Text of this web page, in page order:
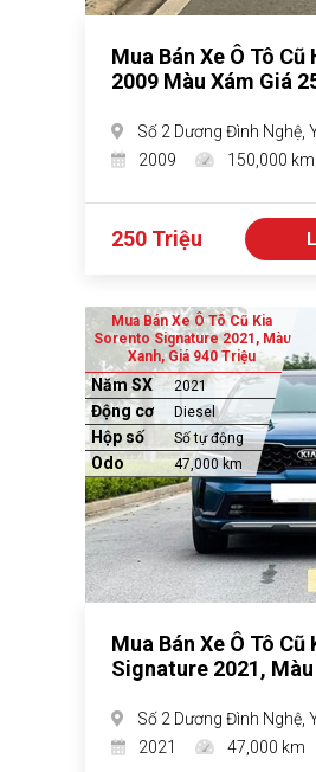
Mua Bán Xe Ô Tô Cũ
2009 Màu Xám Giá
Số 2 Dương Đình Nghệ,
2009
150,000 km
250 Triệu
Mua Bán Xe Ô Tô Cũ Kia
Sorento Signature 2021, Màu
Xanh, Giá 940 Triệu
Năm SX 2021
Động cơ Diesel
Hộp số Số tự động
Odo 47,000 km
Mua Bán Xe Ô Tô
Signature 2021,
Số 2 Dương Đình Nghệ,
2021
47,000 km